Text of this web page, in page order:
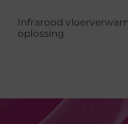
Infrarood
oplossing